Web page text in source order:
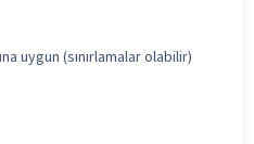
uygun (sınırlamalar olabilir)